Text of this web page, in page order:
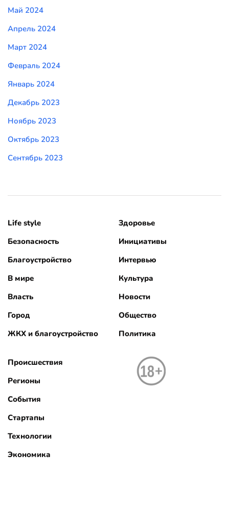
Май 2024
Апрель 2024
Март 2024
Февраль 2024
Январь 2024
Декабрь 2023
Ноябрь 2023
Октябрь 2023
Сентябрь 2023
Life style
Безопасность
Благоустройство
В мире
Власть
Город
ЖКХ и благоустройство
Здоровье
Инициативы
Интервью
Культура
Новости
Общество
Политика
Происшествия
Регионы
События
Стартапы
Технологии
Экономика